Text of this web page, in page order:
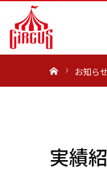
お知らせ
実績